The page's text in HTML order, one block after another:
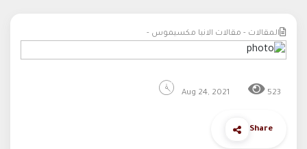
المقالات - مقالات الانبا مكسيموس -
Aug 24, 2021 523
Share